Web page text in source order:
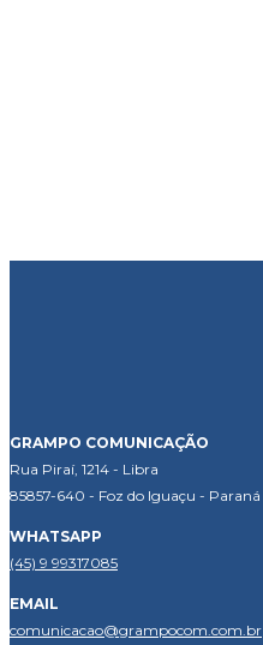
GRAMPO COMUNICAÇÃO
Rua Piraí, 1214 - Libra
85857-640 - Foz do Iguaçu - Paraná
WHATSAPP
(45) 9 99317085
EMAIL
comunicacao@grampocom.com.br